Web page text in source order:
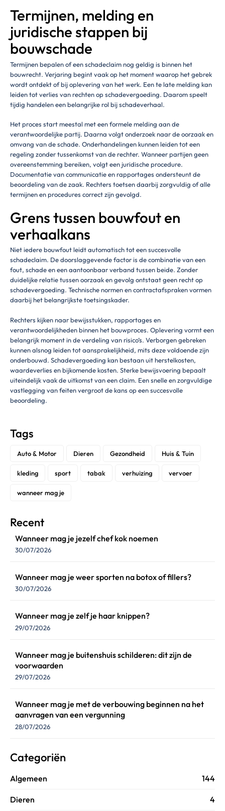
Termijnen, melding en
juridische stappen bij
bouwschade
Termijnen bepalen of een schadeclaim nog geldig is binnen het
bouwrecht. Verjaring begint vaak op het moment waarop het gebrek
wordt ontdekt of bij oplevering van het werk. Een te late melding kan
leiden tot verlies van rechten op schadevergoeding. Daarom speelt
tijdig handelen een belangrijke rol bij schadeverhaal.
Het proces start meestal met een formele melding aan de
verantwoordelijke partij. Daarna volgt onderzoek naar de oorzaak en
omvang van de schade. Onderhandelingen kunnen leiden tot een
regeling zonder tussenkomst van de rechter. Wanneer partijen geen
overeenstemming bereiken, volgt een juridische procedure.
Documentatie van communicatie en rapportages ondersteunt de
beoordeling van de zaak. Rechters toetsen daarbij zorgvuldig of alle
termijnen en procedures correct zijn gevolgd.
Grens tussen bouwfout en
verhaalkans
Niet iedere bouwfout leidt automatisch tot een succesvolle
schadeclaim. De doorslaggevende factor is de combinatie van een
fout, schade en een aantoonbaar verband tussen beide. Zonder
duidelijke relatie tussen oorzaak en gevolg ontstaat geen recht op
schadevergoeding. Technische normen en contractafspraken vormen
daarbij het belangrijkste toetsingskader.
Rechters kijken naar bewijsstukken, rapportages en
verantwoordelijkheden binnen het bouwproces. Oplevering vormt een
belangrijk moment in de verdeling van risico’s. Verborgen gebreken
kunnen alsnog leiden tot aansprakelijkheid, mits deze voldoende zijn
onderbouwd. Schadevergoeding kan bestaan uit herstelkosten,
waardeverlies en bijkomende kosten. Sterke bewijsvoering bepaalt
uiteindelijk vaak de uitkomst van een claim. Een snelle en zorgvuldige
vastlegging van feiten vergroot de kans op een succesvolle
beoordeling.
Tags
Auto & Motor Dieren Gezondheid Huis & Tuin
kleding sport tabak verhuizing vervoer
wanneer mag je
Recent
Wanneer mag je jezelf chef kok noemen
30/07/2026
Wanneer mag je weer sporten na botox of fillers?
30/07/2026
Wanneer mag je zelf je haar knippen?
29/07/2026
Wanneer mag je buitenshuis schilderen: dit zijn de
voorwaarden
29/07/2026
Wanneer mag je met de verbouwing beginnen na het
aanvragen van een vergunning
28/07/2026
Categoriën
Algemeen 144
Dieren 4